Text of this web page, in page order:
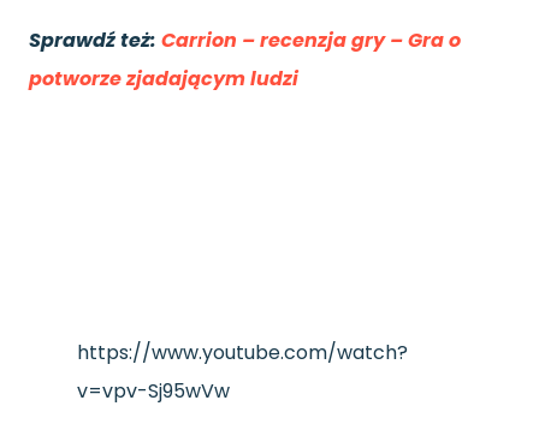
Sprawdź też: Carrion – recenzja gry – Gra o
potworze zjadającym ludzi
https://www.youtube.com/watch?
v=vpv-Sj95wVw